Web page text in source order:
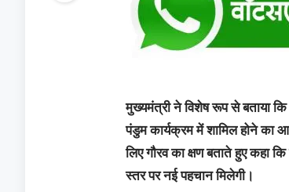
मुख्यमंत्री ने विशेष रूप से बताया कि
पंडुम कार्यक्रम में शामिल होने का
लिए गौरव का क्षण बताते हुए कहा
स्तर पर नई पहचान मिलेगी।